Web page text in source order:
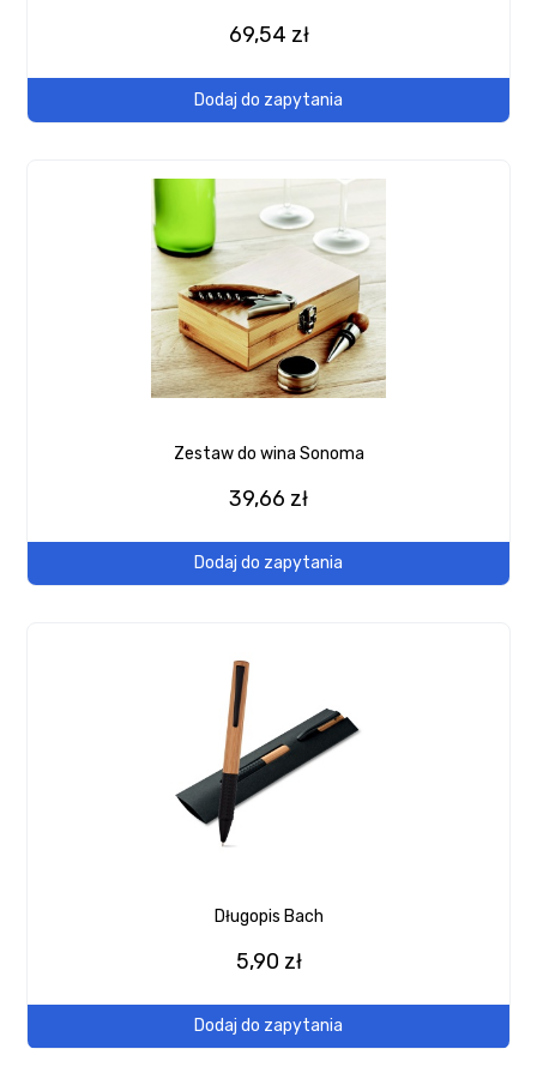
69,54 zł
Dodaj do zapytania
Zestaw do wina Sonoma
39,66 zł
Dodaj do zapytania
Długopis Bach
5,90 zł
Dodaj do zapytania